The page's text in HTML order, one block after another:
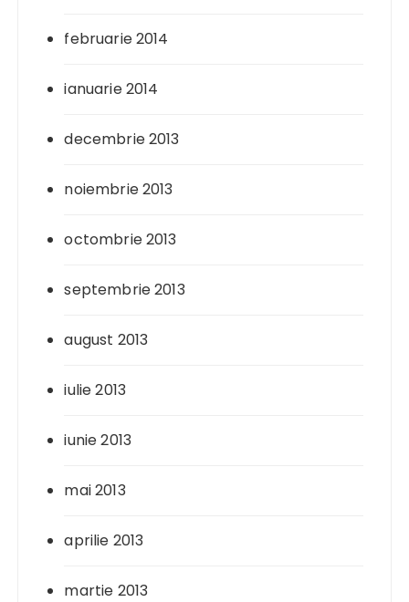
februarie 2014
ianuarie 2014
decembrie 2013
noiembrie 2013
octombrie 2013
septembrie 2013
august 2013
iulie 2013
iunie 2013
mai 2013
aprilie 2013
martie 2013